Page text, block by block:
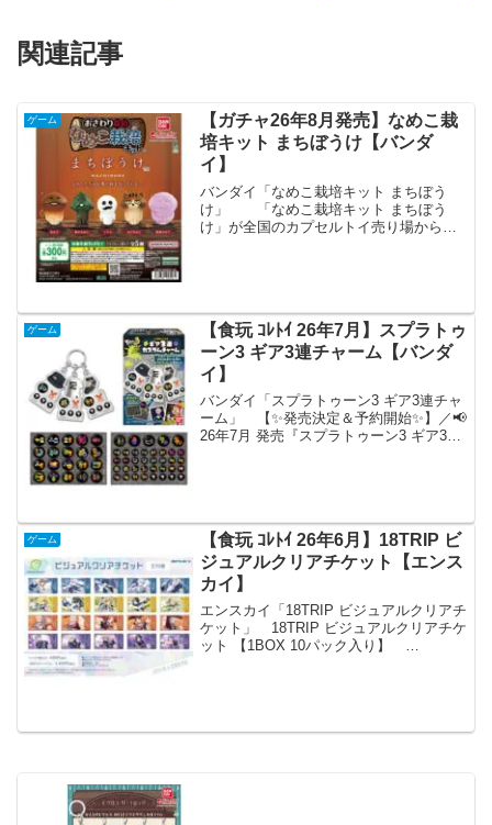
関連記事
ゲーム
【ガチャ26年8月発売】なめこ栽
培キット まちぼうけ【バンダ
イ】
バンダイ「なめこ栽培キット まちぼう
け」 「なめこ栽培キット まちぼう
け」が全国のカプセルトイ売り場から発
ゲーム
【食玩 ｺﾚﾄｲ 26年7月】スプラトゥ
ーン3 ギア3連チャーム【バンダ
イ】
バンダイ「スプラトゥーン3 ギア3連チャ
ーム」 【✨発売決定＆予約開始✨】／📢
26年7月 発売『スプラトゥーン3 ギア3連
ゲーム
【食玩 ｺﾚﾄｲ 26年6月】18TRIP ビ
ジュアルクリアチケット【エンス
カイ】
エンスカイ「18TRIP ビジュアルクリアチ
ケット」 18TRIP ビジュアルクリアチケ
ット 【1BOX 10パック入り】